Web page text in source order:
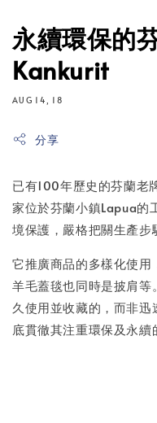
永續環保的
Kankurit
AUG 14, 18
分享
已有100年歷史的芬蘭老
家位於芬蘭小鎮Lapua的
境保護，嚴格把關生產步
它推廣商品的多樣化使用
羊毛蓋毯也同時是披肩
久使用並收藏的，而非
底貫徹其注重環保及永續